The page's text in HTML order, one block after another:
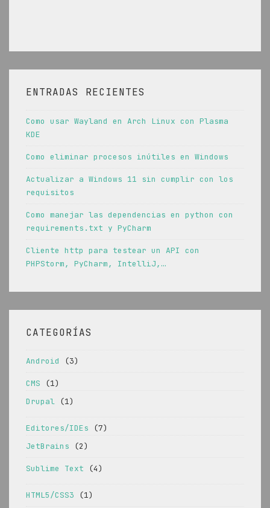
ENTRADAS RECIENTES
Como usar Wayland en Arch Linux con Plasma
KDE
Como eliminar procesos inútiles en Windows
Actualizar a Windows 11 sin cumplir con los
requisitos
Como manejar las dependencias en python con
requirements.txt y PyCharm
Cliente http para testear un API con
PHPStorm, PyCharm, IntelliJ,…
CATEGORÍAS
Android (3)
CMS (1)
Drupal (1)
Editores/IDEs (7)
JetBrains (2)
Sublime Text (4)
HTML5/CSS3 (1)